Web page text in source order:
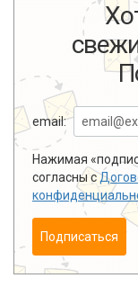
email:
Нажимая
согласны с
Подписаться